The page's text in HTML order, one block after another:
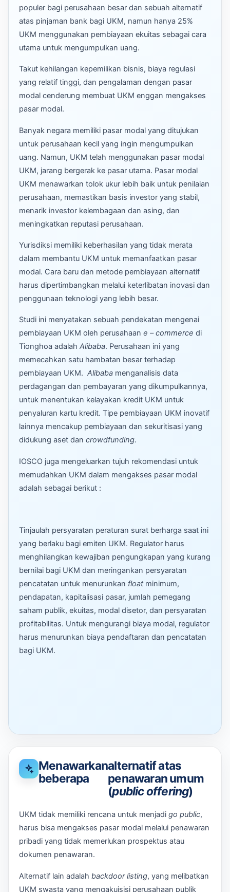
populer bagi perusahaan besar dan sebuah alternatif
atas pinjaman bank bagi UKM, namun hanya 25%
UKM menggunakan pembiayaan ekuitas sebagai cara
utama untuk mengumpulkan uang.
Takut kehilangan kepemilikan bisnis, biaya regulasi
yang relatif tinggi, dan pengalaman dengan pasar
modal cenderung membuat UKM enggan mengakses
pasar modal.
Banyak negara memiliki pasar modal yang ditujukan
untuk perusahaan kecil yang ingin mengumpulkan
uang. Namun, UKM telah menggunakan pasar modal
UKM, jarang bergerak ke pasar utama. Pasar modal
UKM menawarkan tolok ukur lebih baik untuk penilaian
perusahaan, memastikan basis investor yang stabil,
menarik investor kelembagaan dan asing, dan
meningkatkan reputasi perusahaan.
Yurisdiksi memiliki keberhasilan yang tidak merata
dalam membantu UKM untuk memanfaatkan pasar
modal. Cara baru dan metode pembiayaan alternatif
harus dipertimbangkan melalui keterlibatan inovasi dan
penggunaan teknologi yang lebih besar.
Studi ini menyatakan sebuah pendekatan mengenai
pembiayaan UKM oleh perusahaan e –commerce di
Tionghoa adalah Alibaba. Perusahaan ini yang
memecahkan satu hambatan besar terhadap
pembiayaan UKM. Alibaba menganalisis data
perdagangan dan pembayaran yang dikumpulkannya,
untuk menentukan kelayakan kredit UKM untuk
penyaluran kartu kredit. Tipe pembiayaan UKM inovatif
lainnya mencakup pembiayaan dan sekuritisasi yang
didukung aset dan crowdfunding.
IOSCO juga mengeluarkan tujuh rekomendasi untuk
memudahkan UKM dalam mengakses pasar modal
adalah sebagai berikut :
Tinjaulah persyaratan peraturan surat berharga saat ini
yang berlaku bagi emiten UKM. Regulator harus
menghilangkan kewajiban pengungkapan yang kurang
bernilai bagi UKM dan meringankan persyaratan
pencatatan untuk menurunkan float minimum,
pendapatan, kapitalisasi pasar, jumlah pemegang
saham publik, ekuitas, modal disetor, dan persyaratan
profitabilitas. Untuk mengurangi biaya modal, regulator
harus menurunkan biaya pendaftaran dan pencatatan
bagi UKM.
Menawarkan
beberapa
alternatif atas
penawaran umum
(public offering)
UKM tidak memiliki rencana untuk menjadi go public,
harus bisa mengakses pasar modal melalui penawaran
pribadi yang tidak memerlukan prospektus atau
dokumen penawaran.
Alternatif lain adalah backdoorlisting, yang melibatkan
UKM swasta yang mengakuisisi perusahaan publik